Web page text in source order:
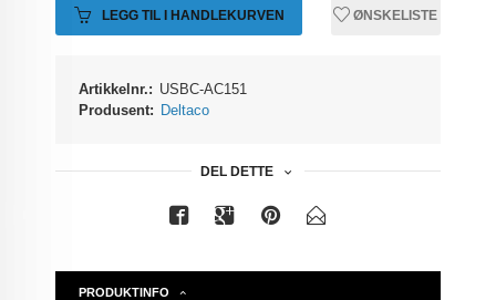
LEGG TIL I HANDLEKURVEN ØNSKELISTE
Artikkelnr.: USBC-AC151
Produsent: Deltaco
DEL DETTE
PRODUKTINFO